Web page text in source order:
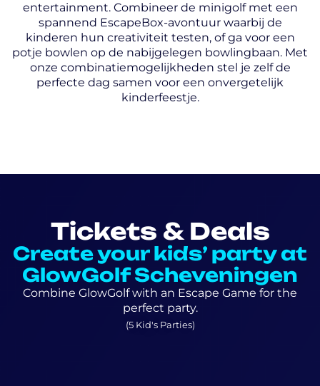
entertainment. Combineer de minigolf met een
spannend EscapeBox-avontuur waarbij de
kinderen hun creativiteit testen, of ga voor een
potje bowlen op de nabijgelegen bowlingbaan. Met
onze combinatiemogelijkheden stel je zelf de
perfecte dag samen voor een onvergetelijk
kinderfeestje.
Tickets & Deals
Create your kids’ party at
GlowGolf Scheveningen
Combine GlowGolf with an Escape Game for the
perfect party.
(5 Kid's Parties)